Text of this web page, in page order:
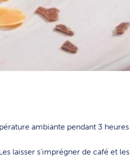
ambiante pendant 3 heures
laisser s'imprégner de café et les